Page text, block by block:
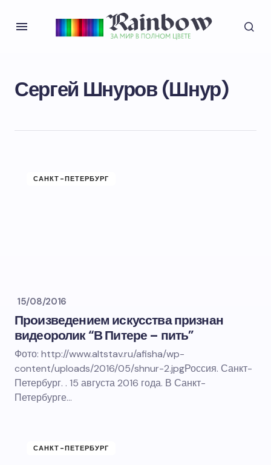
Сергей Шнуров (Шнур)
САНКТ-ПЕТЕРБУРГ
15/08/2016
Произведением искусства признан
видеоролик “В Питере – пить”
Фото: http://www.altstav.ru/afisha/wp-
content/uploads/2016/05/shnur-2.jpgРоссия. Санкт-
Петербург. . 15 августа 2016 года. В Санкт-
Петербурге…
САНКТ-ПЕТЕРБУРГ